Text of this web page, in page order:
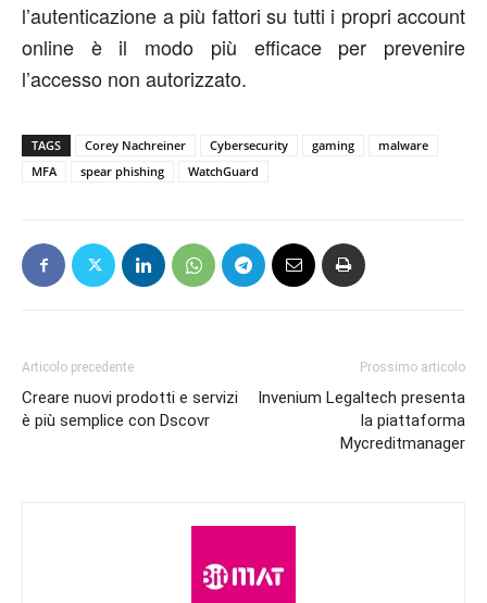
l’autenticazione a più fattori su tutti i propri account
online è il modo più efficace per prevenire
l’accesso non autorizzato.
TAGS Corey Nachreiner Cybersecurity gaming
malware
MFA
spear phishing WatchGuard
Articolo precedente
Creare nuovi prodotti e servizi
è più semplice con Dscovr
Prossimo articolo
Invenium Legaltech presenta
la piattaforma
Mycreditmanager